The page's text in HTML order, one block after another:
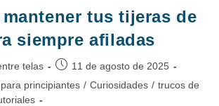
mantener tus tijeras de
siempre afiladas
telas
Publicación
de
11 de agosto de 2025
principiantes / Curiosidades / trucos de